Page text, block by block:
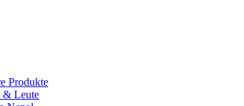
Produkte
& Leute